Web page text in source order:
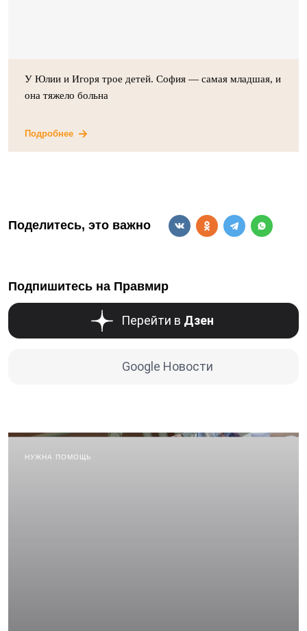
У Юлии и Игоря трое детей. София — самая младшая, и
она тяжело больна
Подробнее
Поделитесь, это важно
Подпишитесь на Правмир
Перейти в Дзен
Google Новости
НУЖНА ПОМОЩЬ